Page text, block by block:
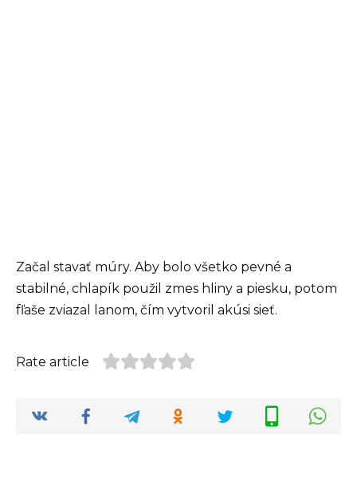
Začal stavať múry. Aby bolo všetko pevné a
stabilné, chlapík použil zmes hliny a piesku, potom
fľaše zviazal lanom, čím vytvoril akúsi sieť.
Rate article